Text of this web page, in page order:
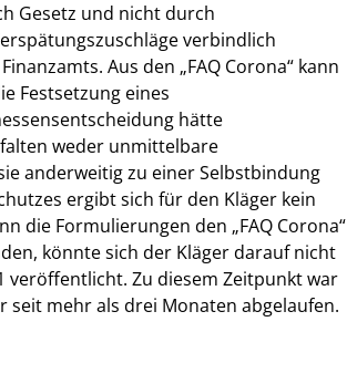
Gesetz und nicht durch
verbindlich
Aus den „FAQ Corona“ kann
Festsetzung eines
hätte
weder unmittelbare
anderweitig zu einer Selbstbindung
ergibt sich für den Kläger kein
die Formulierungen den „FAQ Corona“
könnte sich der Kläger darauf nicht
veröffentlicht. Zu diesem Zeitpunkt war
seit mehr als drei Monaten abgelaufen.